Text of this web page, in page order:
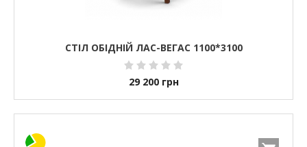
СТІЛ ОБІДНІЙ ЛАС-ВЕГАС 1100*3100
29 200 грн